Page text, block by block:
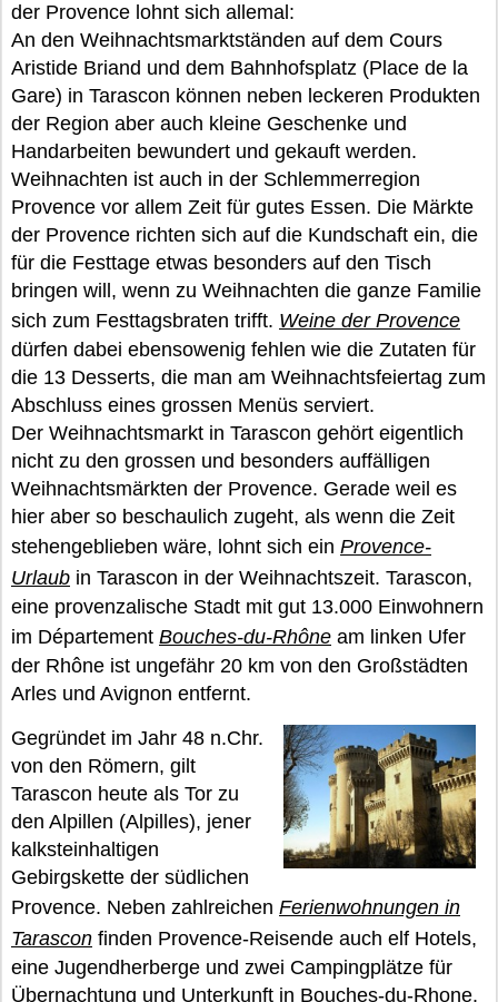
der Provence lohnt sich allemal:
An den Weihnachtsmarktständen auf dem Cours
Aristide Briand und dem Bahnhofsplatz (Place de la
Gare) in Tarascon können neben leckeren Produkten
der Region aber auch kleine Geschenke und
Handarbeiten bewundert und gekauft werden.
Weihnachten ist auch in der Schlemmerregion
Provence vor allem Zeit für gutes Essen. Die Märkte
der Provence richten sich auf die Kundschaft ein, die
für die Festtage etwas besonders auf den Tisch
bringen will, wenn zu Weihnachten die ganze Familie
sich zum Festtagsbraten trifft. Weine der Provence
dürfen dabei ebensowenig fehlen wie die Zutaten für
die 13 Desserts, die man am Weihnachtsfeiertag zum
Abschluss eines grossen Menüs serviert.
Der Weihnachtsmarkt in Tarascon gehört eigentlich
nicht zu den grossen und besonders auffälligen
Weihnachtsmärkten der Provence. Gerade weil es
hier aber so beschaulich zugeht, als wenn die Zeit
stehengeblieben wäre, lohnt sich ein Provence-
Urlaub in Tarascon in der Weihnachtszeit. Tarascon,
eine provenzalische Stadt mit gut 13.000 Einwohnern
im Département Bouches-du-Rhône am linken Ufer
der Rhône ist ungefähr 20 km von den Großstädten
Arles und Avignon entfernt.
Gegründet im Jahr 48 n.Chr.
von den Römern, gilt
Tarascon heute als Tor zu
den Alpillen (Alpilles), jener
kalksteinhaltigen
Gebirgskette der südlichen
Provence. Neben zahlreichen Ferienwohnungen in
Tarascon finden Provence-Reisende auch elf Hotels,
eine Jugendherberge und zwei Campingplätze für
Übernachtung und Unterkunft in Bouches-du-Rhone.